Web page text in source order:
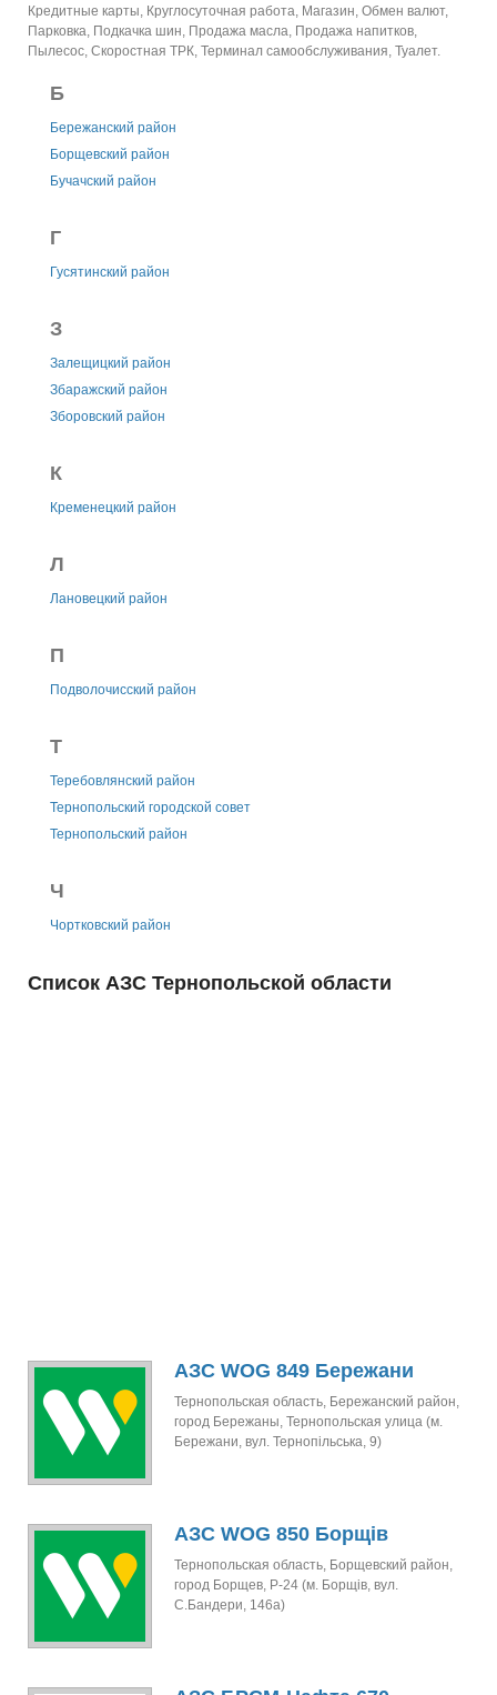
Кредитные карты, Круглосуточная работа, Магазин, Обмен валют,
Парковка, Подкачка шин, Продажа масла, Продажа напитков,
Пылесос, Скоростная ТРК, Терминал самообслуживания, Туалет.
Б
Бережанский район
Борщевский район
Бучачский район
Г
Гусятинский район
З
Залещицкий район
Збаражский район
Зборовский район
К
Кременецкий район
Л
Лановецкий район
П
Подволочисский район
Т
Теребовлянский район
Тернопольский городской совет
Тернопольский район
Ч
Чортковский район
Список АЗС Тернопольской области
АЗС WOG 849 Бережани
Тернопольская область, Бережанский район,
город Бережаны, Тернопольская улица (м.
Бережани, вул. Тернопільська, 9)
АЗС WOG 850 Борщів
Тернопольская область, Борщевский район,
город Борщев, Р-24 (м. Борщів, вул.
С.Бандери, 146а)